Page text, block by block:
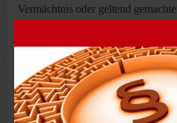
Vermächtnis oder geltend
eines Prozessvergleichs nicht der
unterwerfen. Soweit der BFH
Todes wegen eingestuft hatte, hält
ErbStGist nicht lückenhaft, zählt
abschließend.